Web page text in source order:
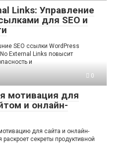
Links: Управление
для SEO и
SEO ссылки WordPress
External Links повысит
и
0
мотивация для
и онлайн-
для сайта и онлайн-
раскроет секреты продуктивной